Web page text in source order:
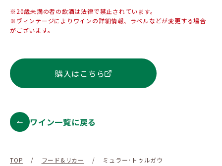
※20歳未満の者の飲酒は法律で禁止されています。
※ヴィンテージによりワインの詳細情報、ラベルなどが変更する場合
がございます。
購入はこちら
ワイン一覧に戻る
TOP / フード&リカー / ミュラー･トゥルガウ